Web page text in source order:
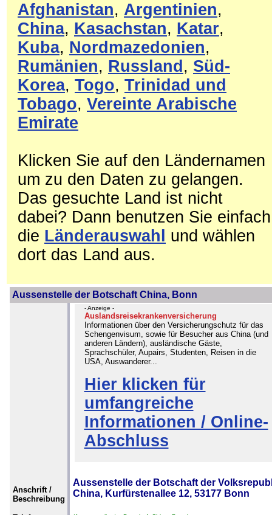
Afghanistan, Argentinien,
China, Kasachstan, Katar,
Kuba, Nordmazedonien,
Rumänien, Russland , Süd-
Korea, Togo, Trinidad und
Tobago, Vereinte Arabische
Emirate
Klicken Sie auf den Ländernamen
um zu den Daten zu gelangen.
Das gesuchte Land ist nicht
dabei? Dann benutzen Sie einfach
die Länderauswahl
und wählen
dort das Land aus.
Aussenstelle der Botschaft China, Bonn
- Anzeige -
Auslandsreisekrankenversicherung
Informationen über den Versicherungschutz für das
Schengenvisum, sowie für Besucher aus China (und
anderen Ländern), ausländische Gäste,
Sprachschüler, Aupairs, Studenten, Reisen in die
USA, Auswanderer...
Hier klicken für
umfangreiche
Informationen / Online-
Abschluss
Anschrift /
Beschreibung
Aussenstelle der Botschaft der
China, Kurfürstenallee 12, 53177 Bonn